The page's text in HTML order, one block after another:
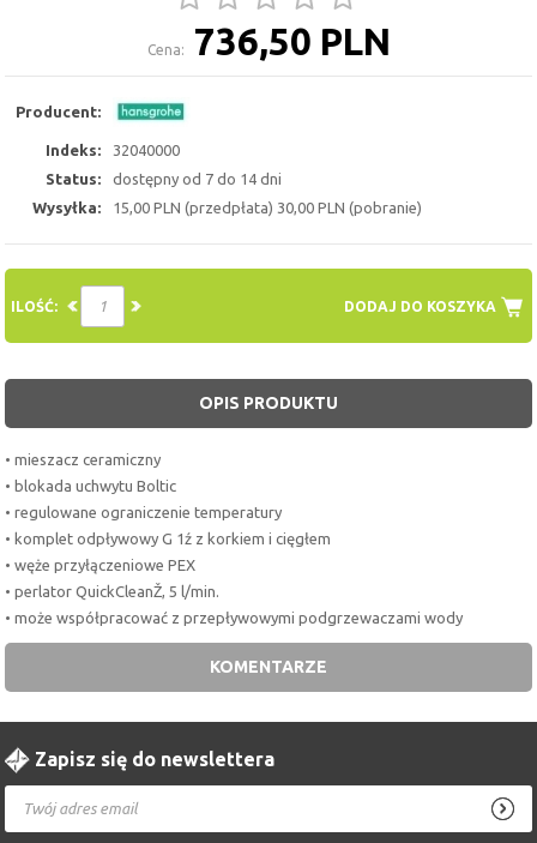
Cena: 736,50 PLN
Producent:
Indeks:
32040000
Status:
dostępny od 7 do 14 dni
Wysyłka:
15,00 PLN (przedpłata) 30,00 PLN (pobranie)
DODAJ DO KOSZYKA
ILOŚĆ:
OPIS PRODUKTU
• mieszacz ceramiczny
• blokada uchwytu Boltic
• regulowane ograniczenie temperatury
• komplet odpływowy G 1ź z korkiem i cięgłem
• węże przyłączeniowe PEX
• perlator QuickCleanŽ, 5 l/min.
• może współpracować z przepływowymi podgrzewaczami wody
KOMENTARZE
Zapisz się do newslettera